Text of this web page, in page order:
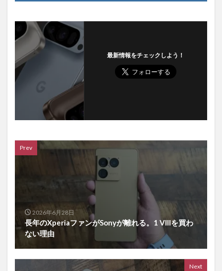
最新情報をチェックしよう！
Prev
2026年6月28日
長年のXperiaファンがSonyが離れる。1 VIIIを買わ
ない理由
Next